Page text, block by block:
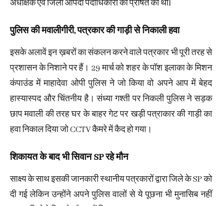
अधीक्षक एवं जिला आपदा पदाधिकारी को प्रेषित की थीl
पुलिस की मवालीगीरी, पत्रकार की गाड़ी से निकाली हवा
इसके अलावें इन ख़बरों का संकलन करने वाले पत्रकार भी पूरी तरह से
प्रशासन के निशाने पर हैं। 29 मार्च को शहर के पॉश इलाका के मिशन
कंपाउंड में माहादेवा ओपी पुलिस ने जो किया वो अपने आप में बेहद
हास्यास्पद और चिंतनीय है। संध्या गश्ती पर निकली पुलिस ने सड़क
छाप मवाली की तरह घर के बाहर गेट पर खड़ी पत्राकार की गाड़ी का
हवा निकाल दिया जो CCTV कैमरे में कैद हो गया।
शिकायत के बाद भी सिवान SP रहे मौन
साक्ष्य के साथ इसकी जानकारी स्थानीय पत्रकारों द्वारा जिले के SP को
दी गई लेकिन उन्होंने अपने पुलिस वालों से ये पूछना भी मुनासिब नहीं